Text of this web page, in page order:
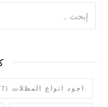
اجود انواع المظلات (7)